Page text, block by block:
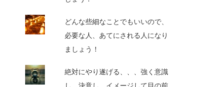
どんな些細なことでもいいので、
必要な人、あてにされる人になり
ましょう！
絶対にやり遂げる、、、強く意識